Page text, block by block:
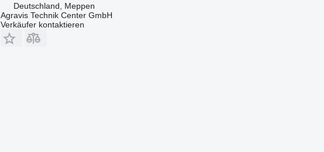
Deutschland, Meppen
Agravis Technik Center GmbH
Verkäufer kontaktieren